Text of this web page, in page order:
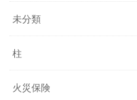
未分類
柱
火災保険